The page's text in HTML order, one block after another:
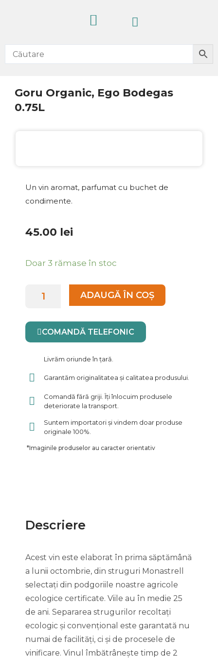
Cart
Goru Organic, Ego Bodegas
0.75L
Un vin aromat, parfumat cu buchet de
condimente.
45.00 lei
Doar 3 rămase în stoc
Cantitate
0.75L
ADAUGĂ ÎN COȘ
COMANDĂ TELEFONIC
Livrăm oriunde în țară.
Garantăm originalitatea și calitatea produsului.
Comandă fără griji. Îți înlocuim produsele
deteriorate la transport.
Suntem importatori și vindem doar produse
originale 100%.
*Imaginile produselor au caracter orientativ
Descriere
Acest vin este elaborat în prima săptămână
a lunii octombrie, din struguri Monastrell
selectați din podgoriile noastre agricole
ecologice certificate. Viile au în medie 25
de ani. Separarea strugurilor recoltați
ecologic și convențional este garantată nu
numai de facilități, ci și de procesele de
vinificare. Vinul îmbătrânește timp de 2